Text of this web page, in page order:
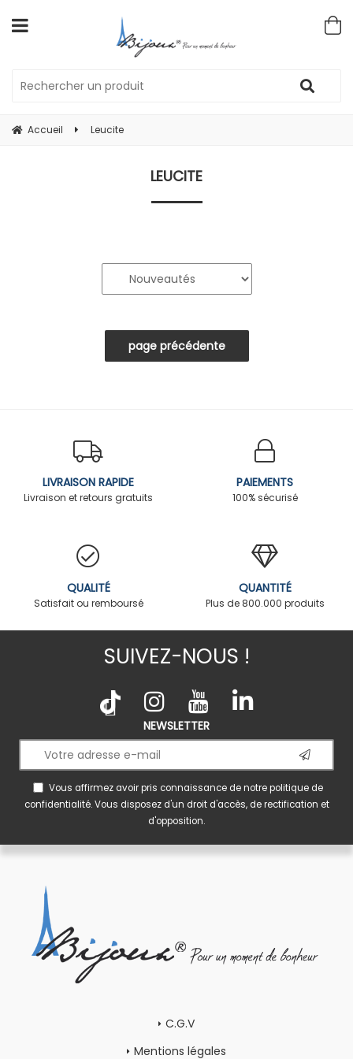
Accueil Leucite
LEUCITE
LIVRAISON RAPIDE
Livraison et retours gratuits
PAIEMENTS
100% sécurisé
QUALITÉ
Satisfait ou remboursé
QUANTITÉ
Plus de 800.000 produits
SUIVEZ-NOUS !
NEWSLETTER
Vous affirmez avoir pris connaissance de notrepolitique de
confidentialité. Vous disposez d'un droit d'accès, de rectification et
d'opposition.
C.G.V
Mentions légales